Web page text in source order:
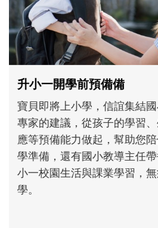
和孩子一起長大的那個
不同模樣
沒有人天生就擅長當爸爸！
次「前所未有」的體驗中，
大。從給予安全感的肢體
主、角色認同及解決問題的
正嘗試用不同的模樣，參與